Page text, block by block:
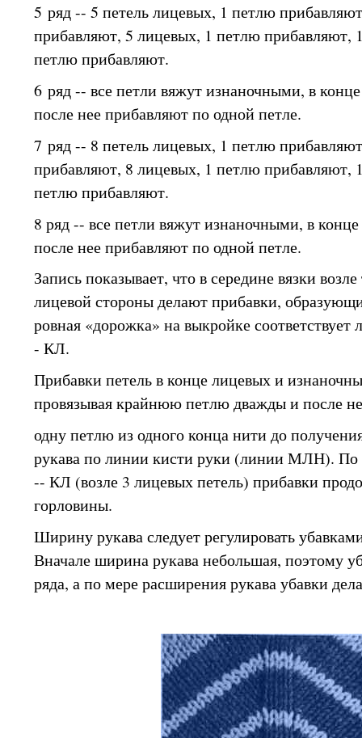
5 ряд -- 5 петель лицевых, 1 петлю
прибавляют, 5 лицевых, 1 петлю прибавляют,
петлю прибавляют.
6 ряд -- все петли вяжут изнаночными, в
после нее прибавляют по одной петле.
7 ряд -- 8 петель лицевых, 1 петлю
прибавляют, 8 лицевых, 1 петлю прибавляют,
петлю прибавляют.
8 ряд -- все петли вяжут изнаночными, в
после нее прибавляют по одной петле.
Запись показывает, что в середине вязки
лицевой стороны делают прибавки,
ровная «дорожка» на выкройке
- КЛ.
Прибавки петель в конце лицевых и
провязывая крайнюю петлю дважды и после
одну петлю из одного конца нити до
рукава по линии кисти руки (линии МЛН). По
-- КЛ (возле 3 лицевых петель) прибавки
горловины.
Ширину рукава следует регулировать
Вначале ширина рукава небольшая, поэтому
ряда, а по мере расширения рукава убавки